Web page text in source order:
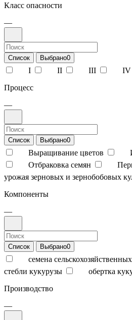
Класс опасности
—
Список Выбрано0
I II III IV
Процесс
—
Список Выбрано0
Выращивание цветов
Отбраковка семян
урожая зерновых и зернобобовых
Компоненты
—
Список Выбрано0
семена
стебли кукурузы
обертка
Производство
—